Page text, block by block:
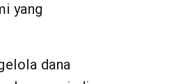
yang
dana